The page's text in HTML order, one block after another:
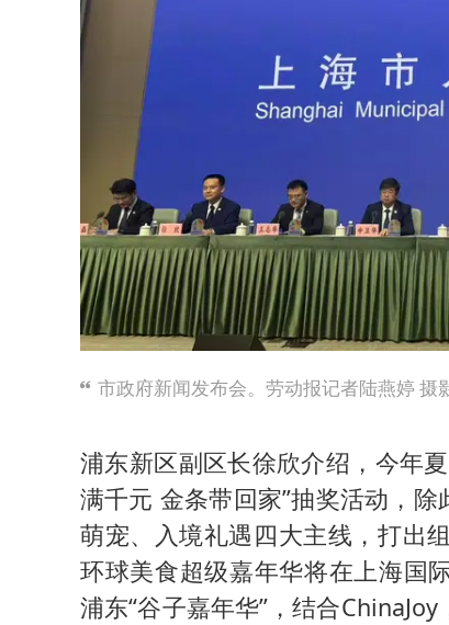
市政府新闻发布会。劳动报记者陆燕婷 摄
浦东新区副区长徐欣介绍，今年
满千元 金条带回家”抽奖活动，
萌宠、入境礼遇四大主线，打出
环球美食超级嘉年华将在上海国
浦东“谷子嘉年华”，结合